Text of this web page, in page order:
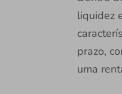
liquidez
prazo,
uma